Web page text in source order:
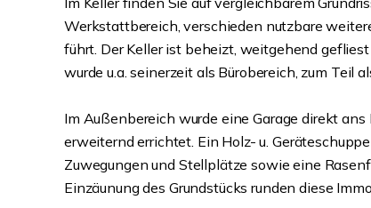
Werkstattbereich, verschieden nutzbare
führt. Der Keller ist beheizt, weitgehend
wurde u.a. seinerzeit als Bürobereich, zum Teil
Im Außenbereich wurde eine Garage direkt
erweiternd errichtet. Ein Holz- u.
Zuwegungen und Stellplätze sowie eine
Einzäunung des Grundstücks runden diese